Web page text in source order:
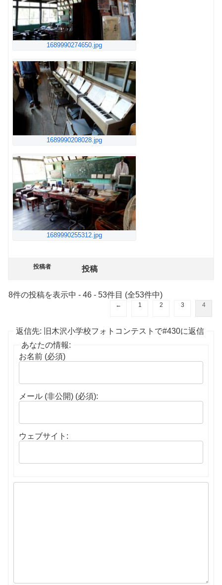
1689990274650.jpg
1689990208028.jpg
1689990255312.jpg
投稿者 投稿
8件の投稿を表示中 - 46 - 53件目 (全53件中)
← 1 2 3 4
返信先: 旧木沢小学校フォトコンテストで#430に返信
あなたの情報:
お名前 (必須)
メール (非公開) (必須):
ウェブサイト: